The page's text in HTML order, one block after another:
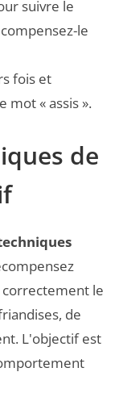
suivre le
le
fois et
mot « assis ».
de
le
de
L'objectif est